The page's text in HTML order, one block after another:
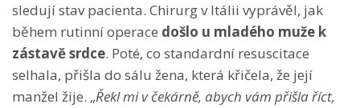
sledují stav pacienta. Chirurg v Itálii vyprávěl, jak
během rutinní operace došlo u mladého muže k
zástavě srdce. Poté, co standardní resuscitace
selhala, přišla do sálu žena, která křičela, že její
manžel žije. „Řekl mi v čekárně, abych vám přišla říct,